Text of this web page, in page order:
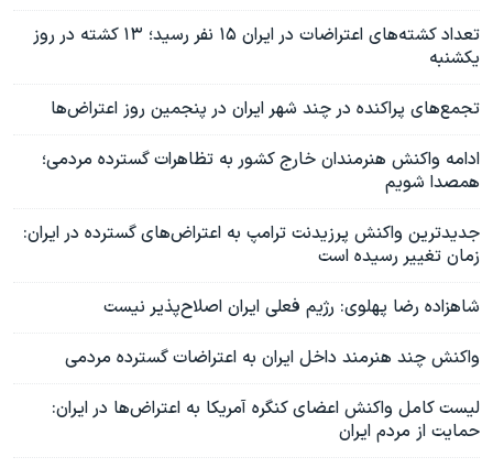
تعداد کشته‌های اعتراضات در ایران ۱۵ نفر رسید؛ ۱۳ کشته در روز
یکشنبه
تجمع‌های پراکنده در چند شهر ایران در پنجمین روز اعتراض‌ها
ادامه واکنش هنرمندان خارج کشور به تظاهرات گسترده مردمی؛
همصدا شویم
جدیدترین واکنش پرزیدنت ترامپ به اعتراض‌های گسترده در ایران:
زمان تغییر رسیده است
شاهزاده رضا پهلوی: رژیم فعلی ایران اصلاح‌پذیر نیست
واکنش چند هنرمند داخل ایران به اعتراضات گسترده مردمی
لیست کامل واکنش اعضای کنگره آمریکا به اعتراض‌ها در ایران:
حمایت از مردم ایران